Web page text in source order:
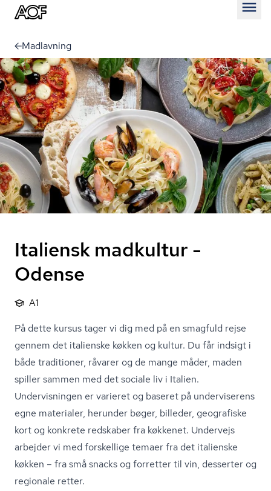
Madlavning
Italiensk madkultur -
Odense
A1
På dette kursus tager vi dig med på en smagfuld rejse
gennem det italienske køkken og kultur. Du får indsigt i
både traditioner, råvarer og de mange måder, maden
spiller sammen med det sociale liv i Italien.
Undervisningen er varieret og baseret på underviserens
egne materialer, herunder bøger, billeder, geografiske
kort og konkrete redskaber fra køkkenet. Undervejs
arbejder vi med forskellige temaer fra det italienske
køkken – fra små snacks og forretter til vin, desserter og
regionale retter.